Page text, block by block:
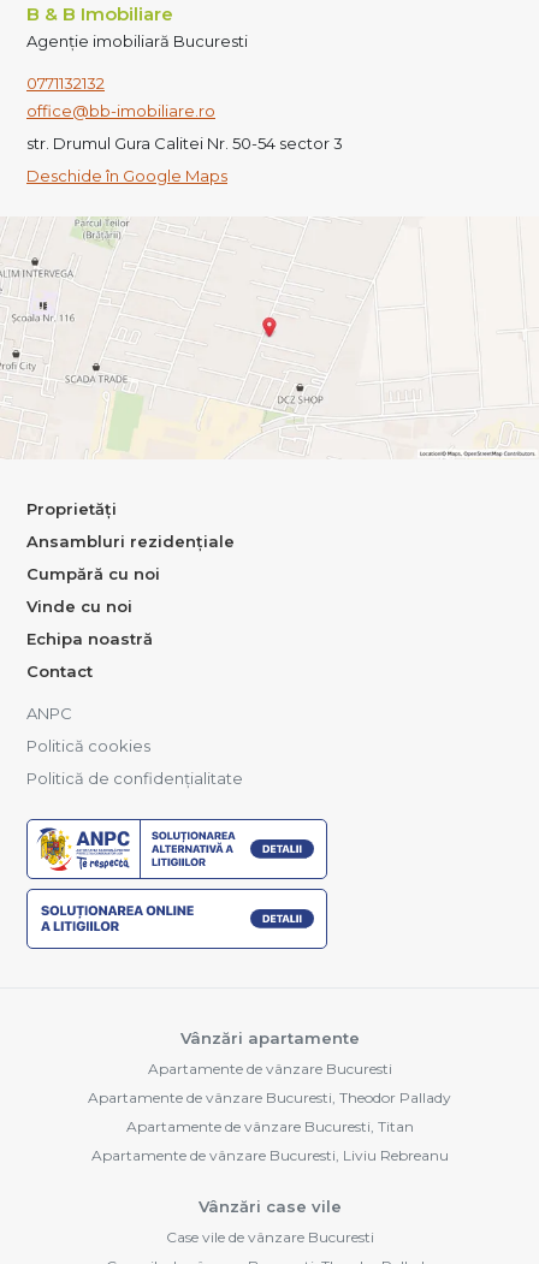
B & B Imobiliare
Agenție imobiliară Bucuresti
0771132132
office@bb-imobiliare.ro
str. Drumul Gura Calitei Nr. 50-54 sector 3
Deschide în Google Maps
Proprietăți
Ansambluri rezidențiale
Cumpără cu noi
Vinde cu noi
Echipa noastră
Contact
ANPC
Politică cookies
Politică de confidențialitate
Vânzări apartamente
Apartamente de vânzare Bucuresti
Apartamente de vânzare Bucuresti, Theodor Pallady
Apartamente de vânzare Bucuresti, Titan
Apartamente de vânzare Bucuresti, Liviu Rebreanu
Vânzări case vile
Case vile de vânzare Bucuresti